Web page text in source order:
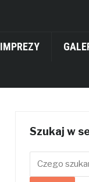
IMPREZY
Szukaj w